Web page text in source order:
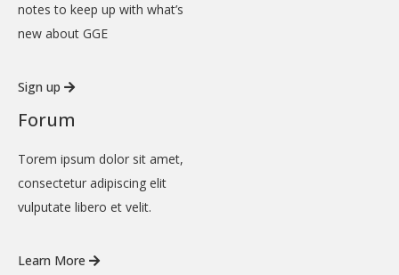
notes to keep up with what’s
new about GGE
Sign up
Forum
Torem ipsum dolor sit amet,
consectetur adipiscing elit
vulputate libero et velit.
Learn More